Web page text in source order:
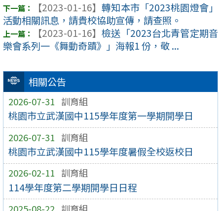
相關公告
2026-07-31 訓育組
桃園市立武漢國中115學年度第一學期開學日
2026-07-31 訓育組
桃園市立武漢國中115學年度暑假全校返校日
2026-02-11 訓育組
114學年度第二學期開學日日程
【2023-01-16】 轉知本市「2023桃園燈會」
活動相關訊息，請貴校協助宣傳，請查照。
【2023-01-16】 檢送「2023台北青管定期音
樂會系列一《舞動奇蹟》」海報1 份，敬 ...